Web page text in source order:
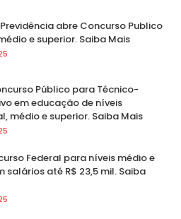
abre Concurso Publico
e superior. Saiba Mais
Público para Técnico-
em educação de níveis
médio e superior. Saiba Mais
Federal para níveis médio e
salários até R$ 23,5 mil. Saiba